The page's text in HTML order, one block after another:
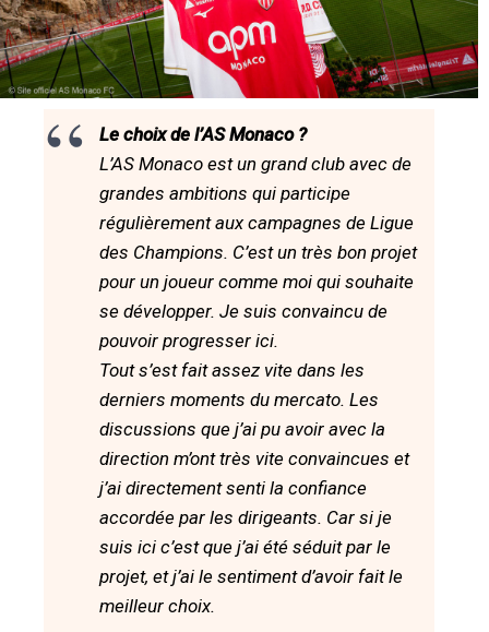
Le choix de l’AS Monaco ?
L’AS Monaco est un grand club avec de
grandes ambitions qui participe
régulièrement aux campagnes de Ligue
des Champions. C’est un très bon projet
pour un joueur comme moi qui souhaite
se développer. Je suis convaincu de
pouvoir progresser ici.
Tout s’est fait assez vite dans les
derniers moments du mercato. Les
discussions que j’ai pu avoir avec la
direction m’ont très vite convaincues et
j’ai directement senti la confiance
accordée par les dirigeants. Car si je
suis ici c’est que j’ai été séduit par le
projet, et j’ai le sentiment d’avoir fait le
meilleur choix.